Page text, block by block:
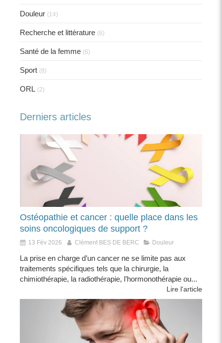
Douleur (14)
Recherche et littérature (6)
Santé de la femme (6)
Sport (8)
ORL (2)
Derniers articles
Ostéopathie et cancer : quelle place dans les
soins oncologiques de support ?
13 Fév 2026 Clément BES DE BERC Douleur
La prise en charge d’un cancer ne se limite pas aux
traitements spécifiques tels que la chirurgie, la
chimiothérapie, la radiothérapie, l’hormonothérapie ou...
Lire l'article